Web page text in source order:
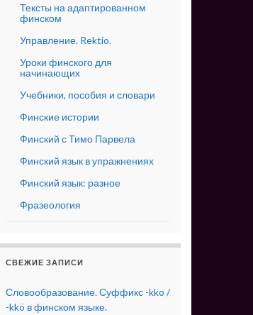
Тексты на адаптированном
финском
Управление. Rektio.
Уроки финского для
начинающих
Учебники, пособия и словари
Финские истории
Финский с Тимо Парвела
Финский язык в упражнениях
Финский язык: разное
Фразеология
СВЕЖИЕ ЗАПИСИ
Словообразование. Суффикс -kko /
-kkö в финском языке.